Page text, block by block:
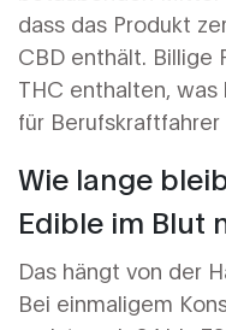
dass das Produkt
CBD enthält. Billige
THC enthalten,
für
Wie lange
Edible im Blut
Das hängt von der
Bei einmaligem